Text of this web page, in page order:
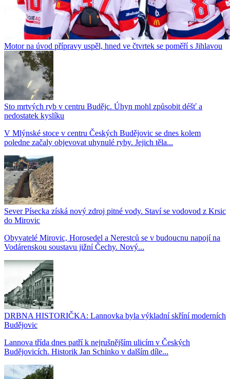
Motor na úvod přípravy uspěl, hned ve čtvrtek se poměří s Jihlavou
Sto mrtvých ryb v centru Budějc. Úhyn mohl způsobit déšť a
nedostatek kyslíku
V Mlýnské stoce v centru Českých Budějovic se dnes kolem
poledne začaly objevovat uhynulé ryby. Jejich těla...
Sever Písecka získá nový zdroj pitné vody. Staví se vodovod z Krsic
do Mirovic
Obyvatelé Mirovic, Horosedel a Nerestců se v budoucnu napojí na
Vodárenskou soustavu jižní Čechy. Nový...
DRBNA HISTORIČKA: Lannovka byla výkladní skříní moderních
Budějovic
Lannova třída dnes patří k nejrušnějším ulicím v Českých
Budějovicích. Historik Jan Schinko v dalším díle...